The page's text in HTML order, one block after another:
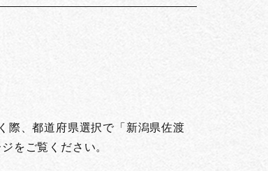
際、都道府県選択で「新潟県佐渡
をご覧ください。